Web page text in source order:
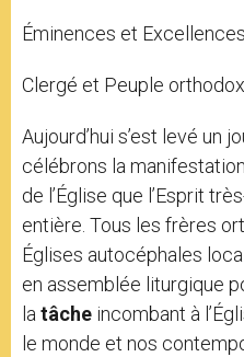
Éminences et
Clergé et Peuple
Aujourd’hui s’est levé un
célébrons la
de l’Église que l’Esprit
entière. Tous les frères
Églises autocéphales
en assemblée liturgique
la tâche incombant à
le monde et nos